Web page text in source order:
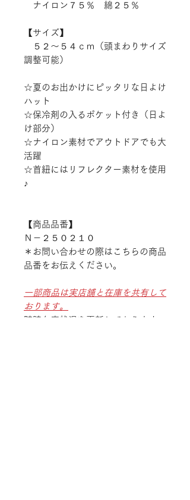
ナイロン７５％ 綿２５％
【サイズ】
５２～５４ｃｍ（頭まわりサイズ
調整可能）
☆夏のお出かけにピッタリな日よけ
ハット
☆保冷剤の入るポケット付き（日よ
け部分）
☆ナイロン素材でアウトドアでも大
活躍
☆首紐にはリフレクター素材を使用
♪
【商品品番】
Ｎ－２５０２１０
＊お問い合わせの際はこちらの商品
品番をお伝えください。
一部商品は実店舗と在庫を共有して
おります。
随時在庫状況を更新しております